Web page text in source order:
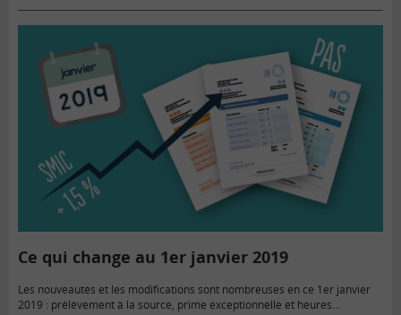
Ce qui change au 1er janvier 2019
Les nouveautés et les modifications sont nombreuses en ce 1er janvier
2019 : prélèvement à la source, prime exceptionnelle et heures